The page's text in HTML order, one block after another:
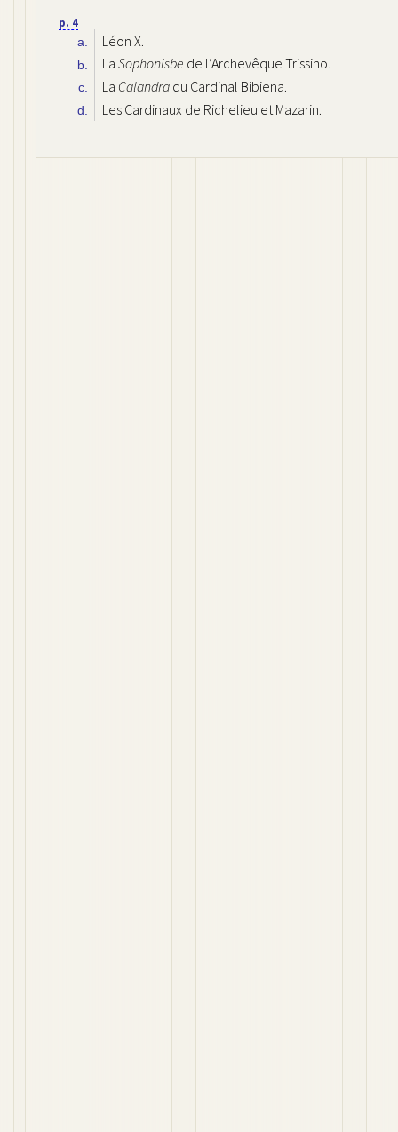
p. 4
a. Léon X.
b. La Sophonisbe de l’Archevêque Trissino.
c. La Calandra du Cardinal Bibiena.
d. Les Cardinaux de Richelieu et Mazarin.